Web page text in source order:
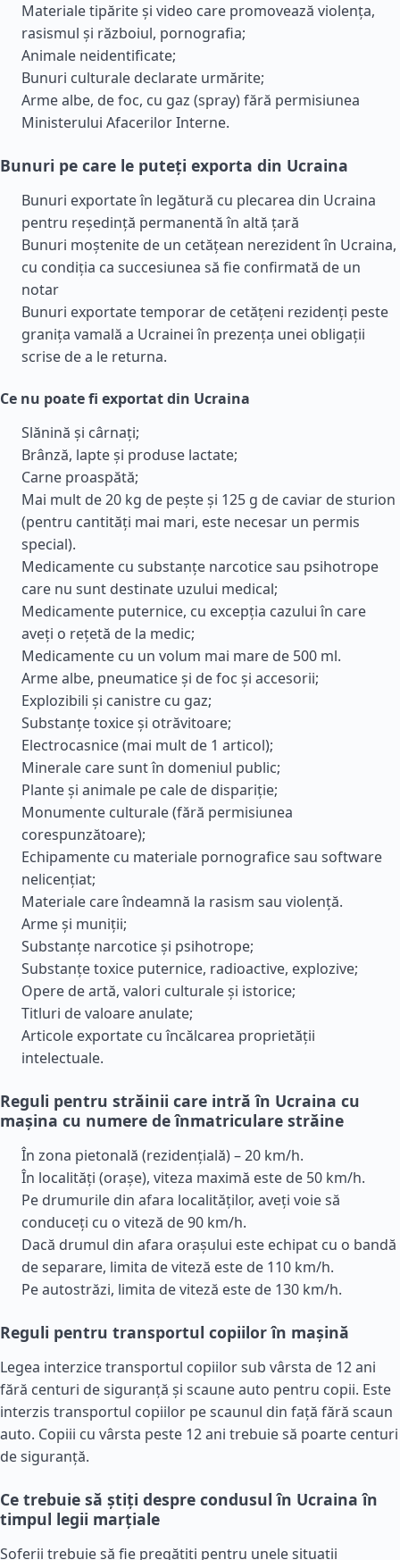
Materiale tipărite și video care promovează violența,
rasismul și războiul, pornografia;
Animale neidentificate;
Bunuri culturale declarate urmărite;
Arme albe, de foc, cu gaz (spray) fără permisiunea
Ministerului Afacerilor Interne.
Bunuri pe care le puteți exporta din Ucraina
Bunuri exportate în legătură cu plecarea din Ucraina
pentru reședință permanentă în altă țară
Bunuri moștenite de un cetățean nerezident în Ucraina,
cu condiția ca succesiunea să fie confirmată de un
notar
Bunuri exportate temporar de cetățeni rezidenți peste
granița vamală a Ucrainei în prezența unei obligații
scrise de a le returna.
Ce nu poate fi exportat din Ucraina
Slănină și cârnați;
Brânză, lapte și produse lactate;
Carne proaspătă;
Mai mult de 20 kg de pește și 125 g de caviar de sturion
(pentru cantități mai mari, este necesar un permis
special).
Medicamente cu substanțe narcotice sau psihotrope
care nu sunt destinate uzului medical;
Medicamente puternice, cu excepția cazului în care
aveți o rețetă de la medic;
Medicamente cu un volum mai mare de 500 ml.
Arme albe, pneumatice și de foc și accesorii;
Explozibili și canistre cu gaz;
Substanțe toxice și otrăvitoare;
Electrocasnice (mai mult de 1 articol);
Minerale care sunt în domeniul public;
Plante și animale pe cale de dispariție;
Monumente culturale (fără permisiunea
corespunzătoare);
Echipamente cu materiale pornografice sau software
nelicențiat;
Materiale care îndeamnă la rasism sau violență.
Arme și muniții;
Substanțe narcotice și psihotrope;
Substanțe toxice puternice, radioactive, explozive;
Opere de artă, valori culturale și istorice;
Titluri de valoare anulate;
Articole exportate cu încălcarea proprietății
intelectuale.
Reguli pentru străinii care intră în Ucraina cu
mașina cu numere de înmatriculare străine
În zona pietonală (rezidențială) – 20 km/h.
În localități (orașe), viteza maximă este de 50 km/h.
Pe drumurile din afara localităților, aveți voie să
conduceți cu o viteză de 90 km/h.
Dacă drumul din afara orașului este echipat cu o bandă
de separare, limita de viteză este de 110 km/h.
Pe autostrăzi, limita de viteză este de 130 km/h.
Reguli pentru transportul copiilor în mașină
Legea interzice transportul copiilor sub vârsta de 12 ani
fără centuri de siguranță și scaune auto pentru copii. Este
interzis transportul copiilor pe scaunul din față fără scaun
auto. Copiii cu vârsta peste 12 ani trebuie să poarte centuri
de siguranță.
Ce trebuie să știți despre condusul în Ucraina în
timpul legii marțiale
Șoferii trebuie să fie pregătiți pentru unele situații